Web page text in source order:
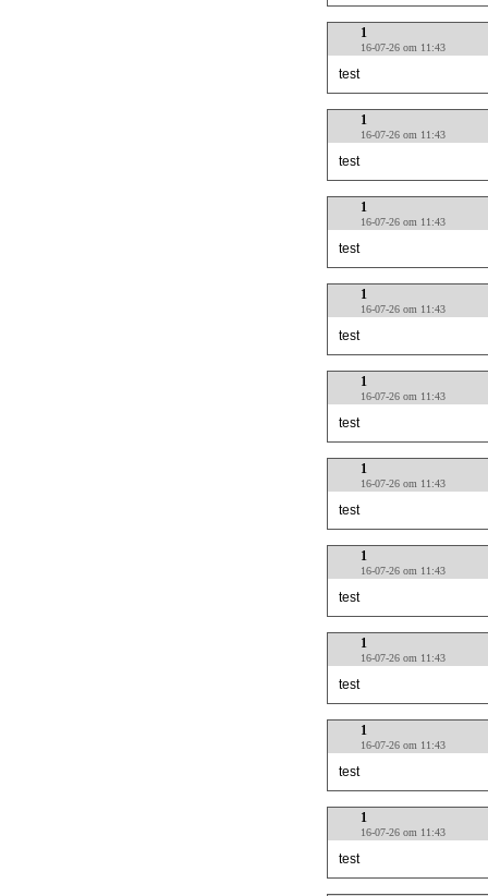
1
16-07-26 om 11:43
test
1
16-07-26 om 11:43
test
1
16-07-26 om 11:43
test
1
16-07-26 om 11:43
test
1
16-07-26 om 11:43
test
1
16-07-26 om 11:43
test
1
16-07-26 om 11:43
test
1
16-07-26 om 11:43
test
1
16-07-26 om 11:43
test
1
16-07-26 om 11:43
test